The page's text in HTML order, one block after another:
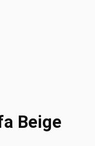
Beige